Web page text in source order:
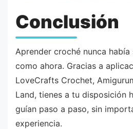
Conclusión
Aprender croché nunca
como ahora. Gracias a
LoveCrafts Crochet,
Land, tienes a tu disposición
guían paso a paso, sin
experiencia.